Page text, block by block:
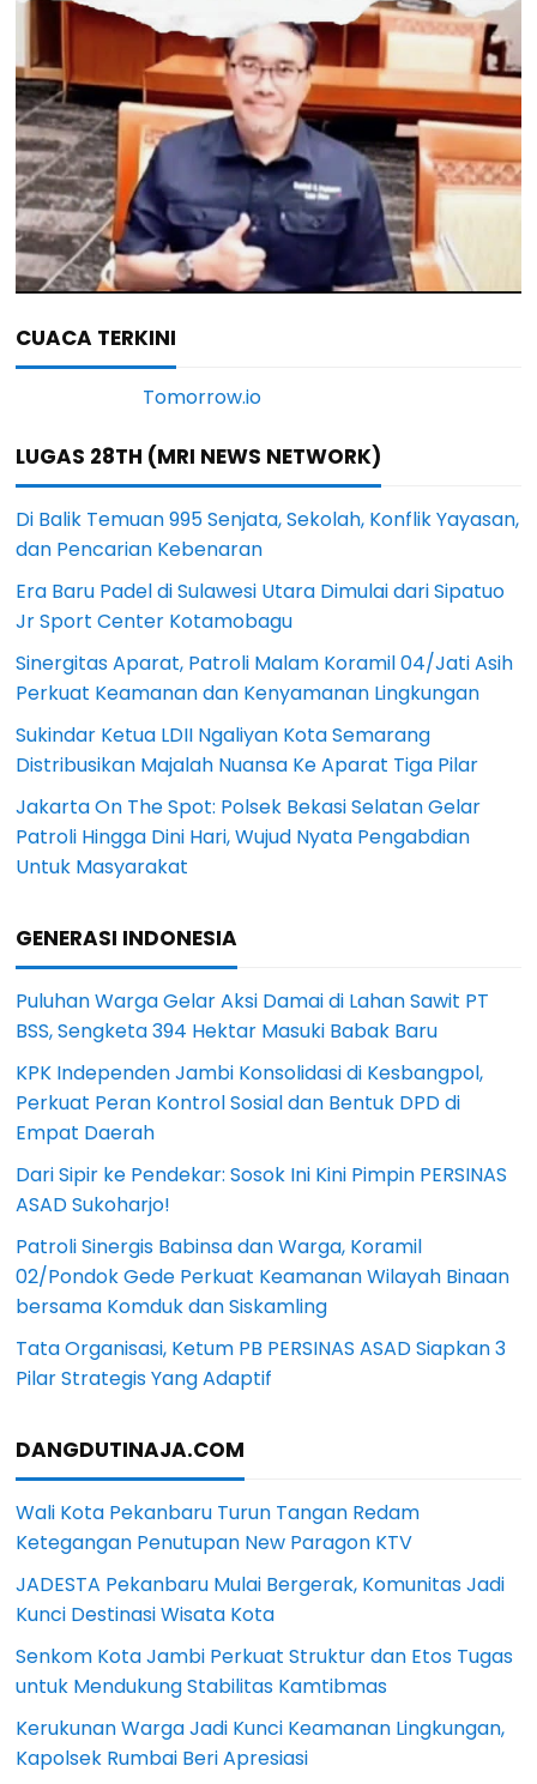
CUACA TERKINI
LUGAS 28TH (MRI NEWS NETWORK)
Di Balik Temuan 995 Senjata, Sekolah, Konflik Yayasan,
dan Pencarian Kebenaran
Era Baru Padel di Sulawesi Utara Dimulai dari Sipatuo
Jr Sport Center Kotamobagu
Sinergitas Aparat, Patroli Malam Koramil 04/Jati Asih
Perkuat Keamanan dan Kenyamanan Lingkungan
Sukindar Ketua LDII Ngaliyan Kota Semarang
Distribusikan Majalah Nuansa Ke Aparat Tiga Pilar
Jakarta On The Spot: Polsek Bekasi Selatan Gelar
Patroli Hingga Dini Hari, Wujud Nyata Pengabdian
Untuk Masyarakat
GENERASI INDONESIA
Puluhan Warga Gelar Aksi Damai di Lahan Sawit PT
BSS, Sengketa 394 Hektar Masuki Babak Baru
KPK Independen Jambi Konsolidasi di Kesbangpol,
Perkuat Peran Kontrol Sosial dan Bentuk DPD di
Empat Daerah
Dari Sipir ke Pendekar: Sosok Ini Kini Pimpin PERSINAS
ASAD Sukoharjo!
Patroli Sinergis Babinsa dan Warga, Koramil
02/Pondok Gede Perkuat Keamanan Wilayah Binaan
bersama Komduk dan Siskamling
Tata Organisasi, Ketum PB PERSINAS ASAD Siapkan 3
Pilar Strategis Yang Adaptif
DANGDUTINAJA.COM
Wali Kota Pekanbaru Turun Tangan Redam
Ketegangan Penutupan New Paragon KTV
JADESTA Pekanbaru Mulai Bergerak, Komunitas Jadi
Kunci Destinasi Wisata Kota
Senkom Kota Jambi Perkuat Struktur dan Etos Tugas
untuk Mendukung Stabilitas Kamtibmas
Kerukunan Warga Jadi Kunci Keamanan Lingkungan,
Kapolsek Rumbai Beri Apresiasi